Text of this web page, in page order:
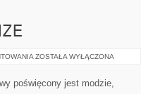
MAKIJAŻ
PLUS
SIZE
ZOSTAŁA WYŁĄCZONA
poświęcony jest modzie,